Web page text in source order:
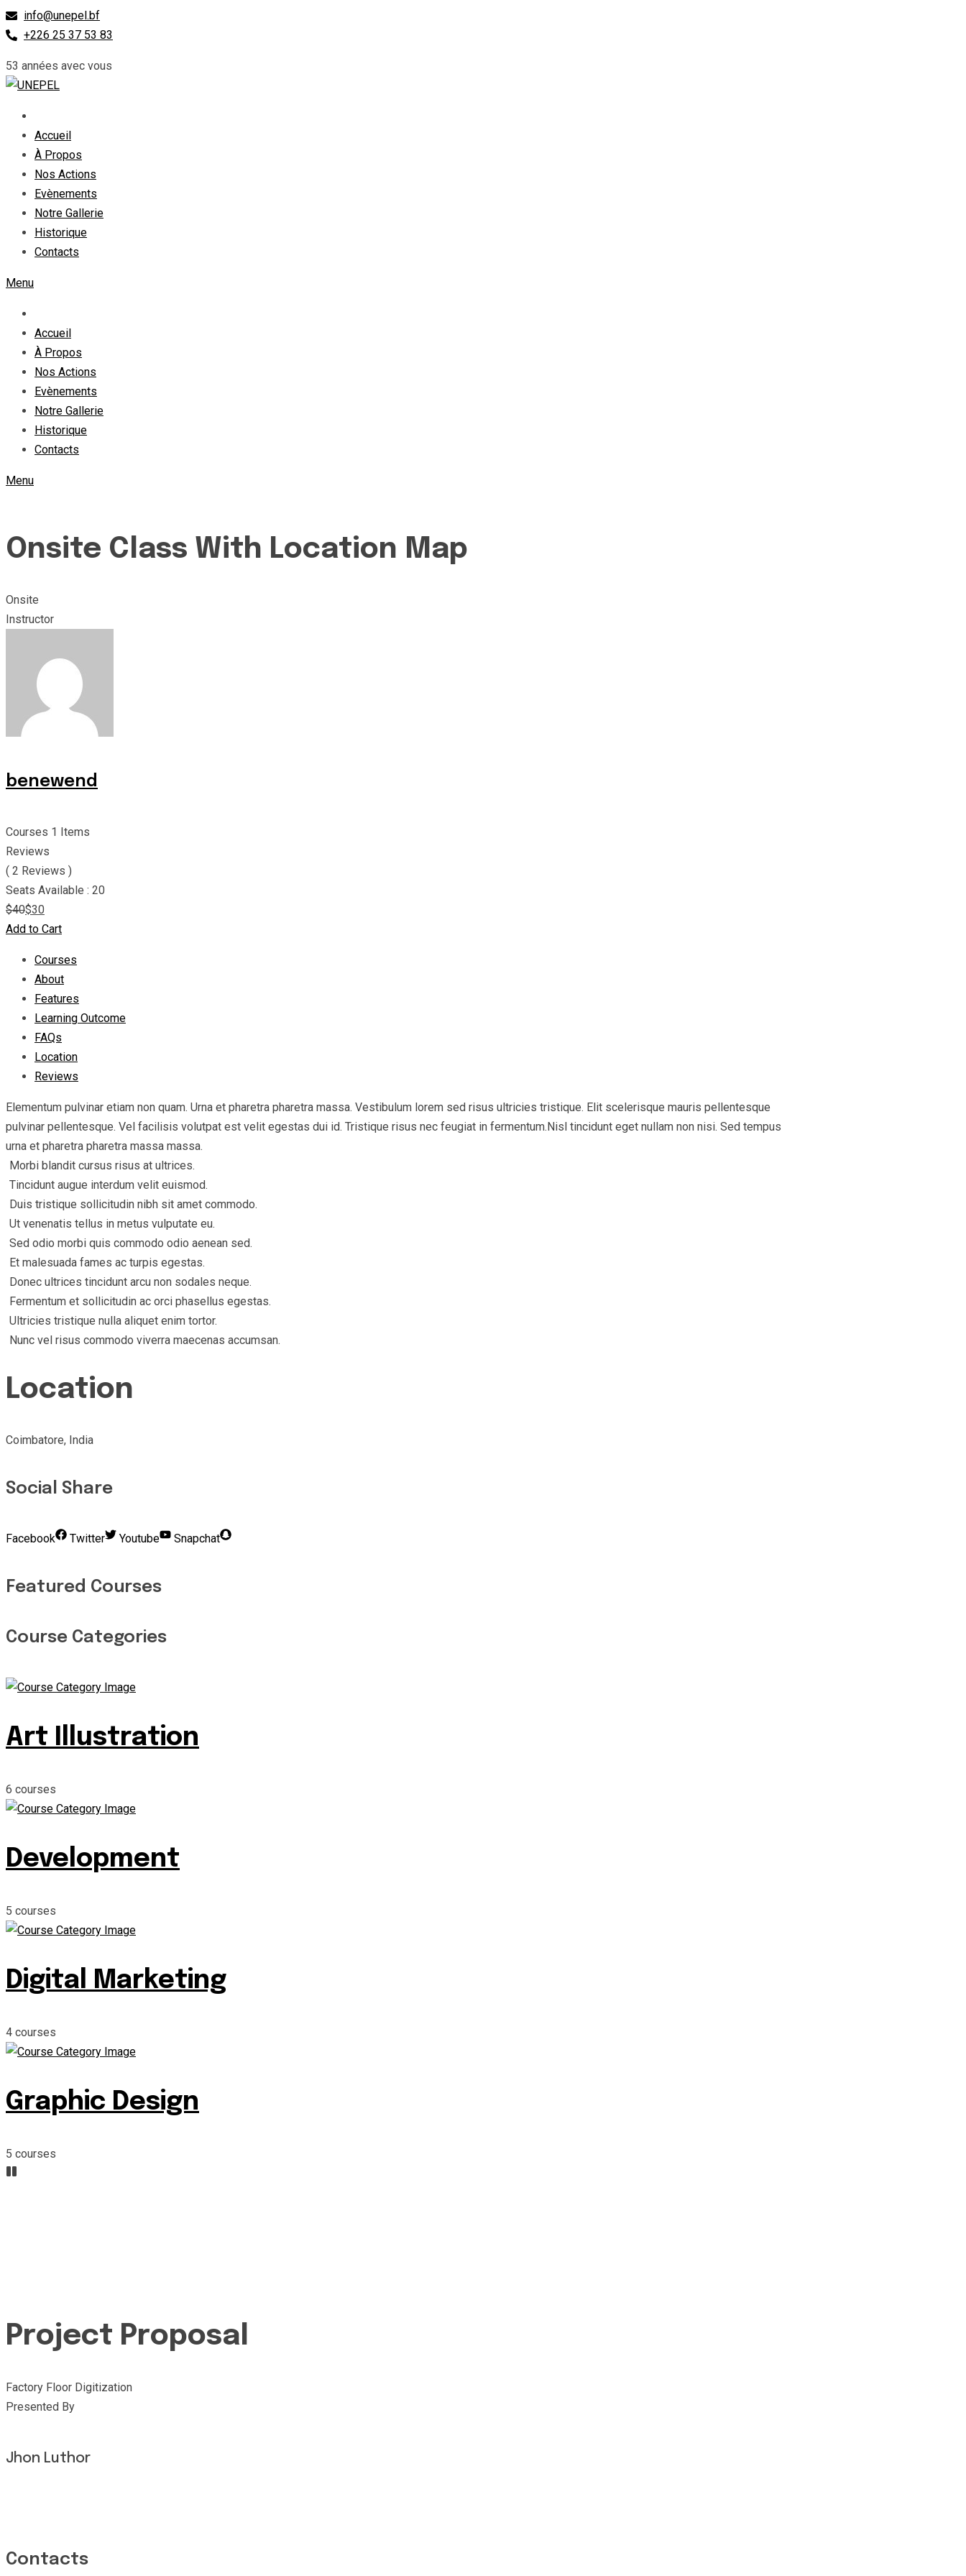
Skip
to
info@unepel.bf
+226 25 37 53 83
53 années avec vous
Accueil
À Propos
Nos Actions
Evènements
Notre Gallerie
Historique
Contacts
Menu
Accueil
À Propos
Nos Actions
Evènements
Notre Gallerie
Historique
Contacts
Menu
Onsite Class With Location Map
Onsite
Instructor
benewend
Courses 1 Items
Reviews
( 2 Reviews )
Seats Available : 20
$40$30
Add to Cart
Courses
About
Features
Learning Outcome
FAQs
Location
Reviews
Elementum pulvinar etiam non quam. Urna et pharetra pharetra massa. Vestibulum lorem sed risus ultricies tristique. Elit scelerisque mauris pellentesque
pulvinar pellentesque. Vel facilisis volutpat est velit egestas dui id. Tristique risus nec feugiat in fermentum.Nisl tincidunt eget nullam non nisi. Sed tempus
urna et pharetra pharetra massa massa.
Morbi blandit cursus risus at ultrices.
Tincidunt augue interdum velit euismod.
Duis tristique sollicitudin nibh sit amet commodo.
Ut venenatis tellus in metus vulputate eu.
Sed odio morbi quis commodo odio aenean sed.
Et malesuada fames ac turpis egestas.
Donec ultrices tincidunt arcu non sodales neque.
Fermentum et sollicitudin ac orci phasellus egestas.
Ultricies tristique nulla aliquet enim tortor.
Nunc vel risus commodo viverra maecenas accumsan.
Location
Coimbatore, India
Social Share
Facebook Twitter Youtube Snapchat
Featured Courses
Course Categories
Art Illustration
6 courses
Development
5 courses
Digital Marketing
4 courses
Graphic Design
5 courses
Project Proposal
Factory Floor Digitization
Presented By
Jhon Luthor
Contacts